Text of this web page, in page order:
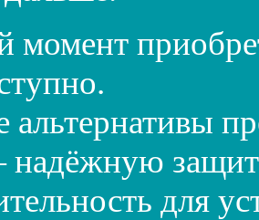
момент
альтернативы
для